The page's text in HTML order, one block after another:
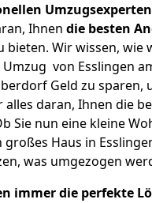
Umzugsexperten
Ihnen die besten
bieten. Wir wissen, wie
von Esslingen
Geld zu sparen,
alles daran, Ihnen die
Sie nun eine kleine
großes Haus in
was umgezogen
immer die perfekte